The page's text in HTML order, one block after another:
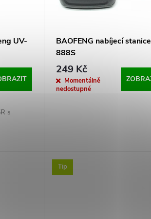
UV-
s
BAOFENG nabíjecí
888S
249 Kč
Momentálně
nedostupné
Tip